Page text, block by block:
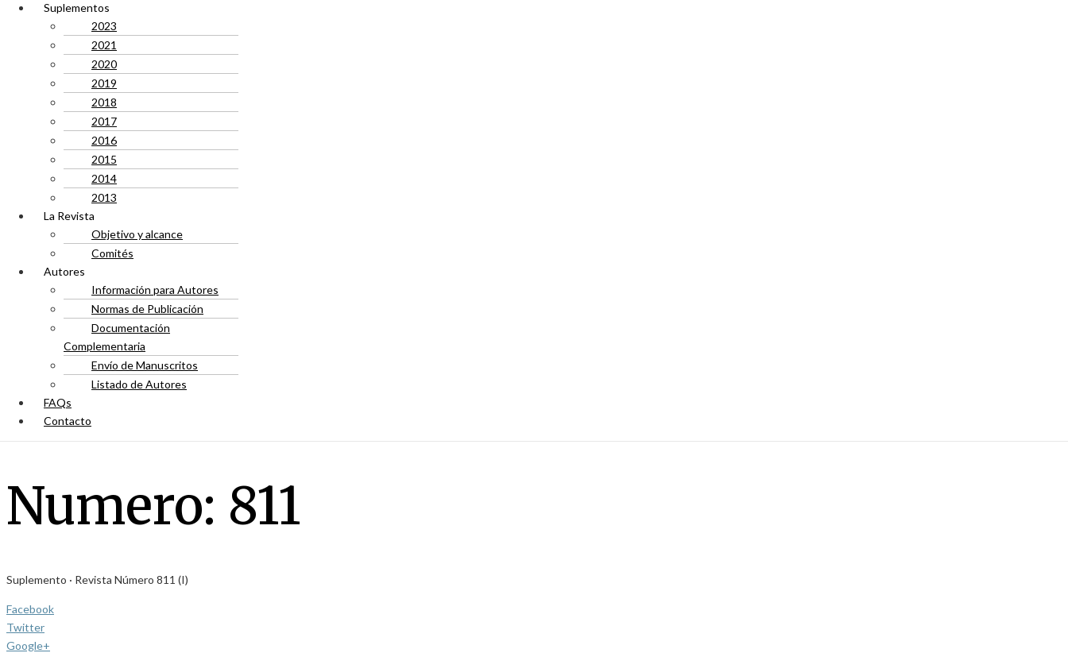
Suplementos
2023
2021
2020
2019
2018
2017
2016
2015
2014
2013
La Revista
Objetivo y alcance
Comités
Autores
Información para Autores
Normas de Publicación
Documentación
Complementaria
Envío de Manuscritos
Listado de Autores
FAQs
Contacto
Numero: 811
Suplemento · Revista Número 811 (I)
Facebook
Twitter
Google+